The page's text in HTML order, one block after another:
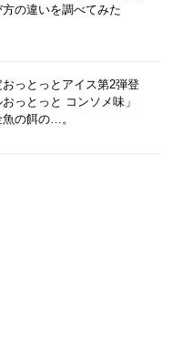
の違いを調べてみた
おっとっとアイス第2弾登
っとっと コンソメ味」
の餌の…。